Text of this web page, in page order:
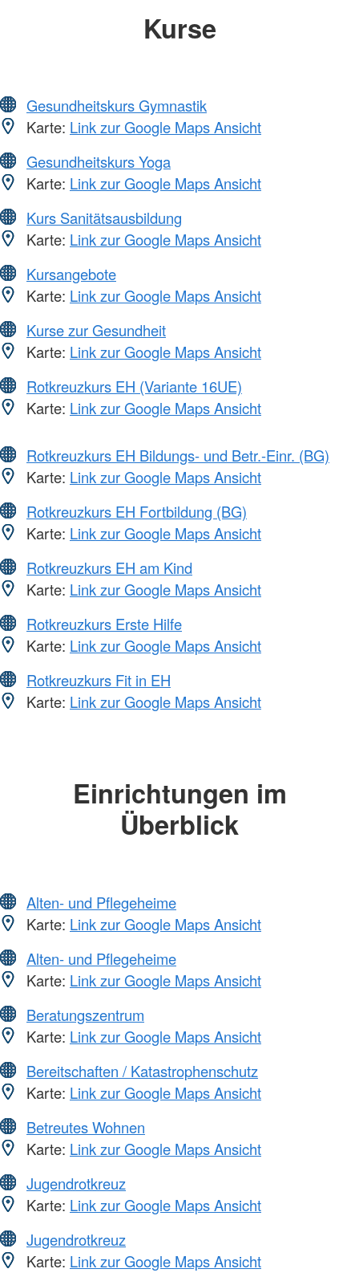
Kurse
Gesundheitskurs Gymnastik
Karte: Link zur Google Maps Ansicht
Gesundheitskurs Yoga
Karte: Link zur Google Maps Ansicht
Kurs Sanitätsausbildung
Karte: Link zur Google Maps Ansicht
Kursangebote
Karte: Link zur Google Maps Ansicht
Kurse zur Gesundheit
Karte: Link zur Google Maps Ansicht
Rotkreuzkurs EH (Variante 16UE)
Karte: Link zur Google Maps Ansicht
Rotkreuzkurs EH Bildungs- und Betr.-Einr. (BG)
Karte: Link zur Google Maps Ansicht
Rotkreuzkurs EH Fortbildung (BG)
Karte: Link zur Google Maps Ansicht
Rotkreuzkurs EH am Kind
Karte: Link zur Google Maps Ansicht
Rotkreuzkurs Erste Hilfe
Karte: Link zur Google Maps Ansicht
Rotkreuzkurs Fit in EH
Karte: Link zur Google Maps Ansicht
Einrichtungen im
Überblick
Alten- und Pflegeheime
Karte: Link zur Google Maps Ansicht
Alten- und Pflegeheime
Karte: Link zur Google Maps Ansicht
Beratungszentrum
Karte: Link zur Google Maps Ansicht
Bereitschaften / Katastrophenschutz
Karte: Link zur Google Maps Ansicht
Betreutes Wohnen
Karte: Link zur Google Maps Ansicht
Jugendrotkreuz
Karte: Link zur Google Maps Ansicht
Jugendrotkreuz
Karte: Link zur Google Maps Ansicht